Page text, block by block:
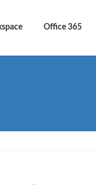
Office 365